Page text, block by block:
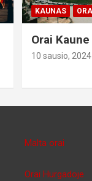
KAUNAS
Orai Kaune
10 sausio, 2024
Malta orai
Orai Hurgadoje